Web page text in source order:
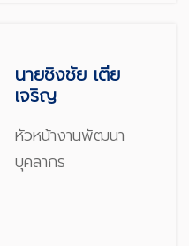
นายชิงชัย เตีย
เจริญ
หัวหน้างานพัฒนา
บุคลากร